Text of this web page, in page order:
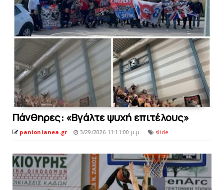
Πάνθηρες: «Bγάλτε ψυχή επιτέλους»
panionianea.gr 3/29/2026 11:11:00 μ.μ. slide